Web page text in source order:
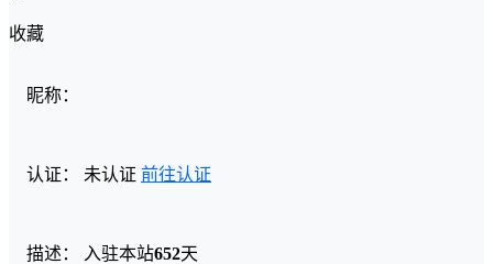
收藏
昵称：
认证： 未认证 前往认证
描述： 入驻本站652天